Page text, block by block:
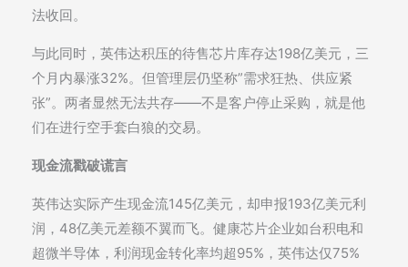
法收回。
与此同时，英伟达积压的待售芯片库存达198亿美元，三
个月内暴涨32%。但管理层仍坚称”需求狂热、供应紧
张”。两者显然无法共存——不是客户停止采购，就是他
们在进行空手套白狼的交易。
现金流戳破谎言
英伟达实际产生现金流145亿美元，却申报193亿美元利
润，48亿美元差额不翼而飞。健康芯片企业如台积电和
超微半导体，利润现金转化率均超95%，英伟达仅75%